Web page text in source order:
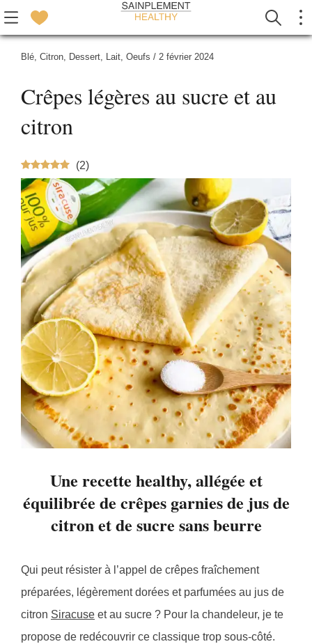
Blé, Citron, Dessert, Lait, Oeufs / 2 février 2024
Crêpes légères au sucre et au
citron
(2)
Une recette healthy, allégée et
équilibrée de crêpes garnies de jus de
citron et de sucre sans beurre
Qui peut résister à l’appel de crêpes fraîchement
préparées, légèrement dorées et parfumées au jus de
citron Siracuse et au sucre ? Pour la chandeleur, je te
propose de redécouvrir ce classique trop sous-côté.